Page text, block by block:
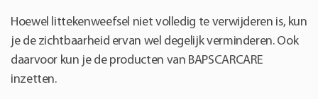
Hoewel littekenweefsel niet volledig te verwijderen is, kun
je de zichtbaarheid ervan wel degelijk verminderen. Ook
daarvoor kun je de producten van BAPSCARCARE
inzetten.